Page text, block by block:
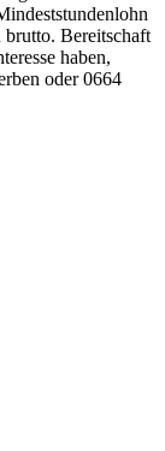
Bereitschaft
haben,
oder 0664